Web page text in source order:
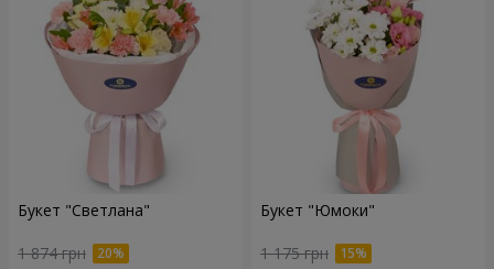
Букет "Светлана"
1 874 грн
Букет "Юмоки"
1 175 грн